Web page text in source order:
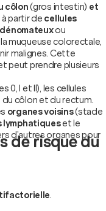
côlon(gros intestin) et
partir de cellules
ou
muqueuse colorectale,
malignes. Cette
peut prendre plusieurs
0, I et II), les cellules
du côlon et du rectum.
organes voisins(stade
lymphatiqueset le
d’autres organes pour
de risque du
.